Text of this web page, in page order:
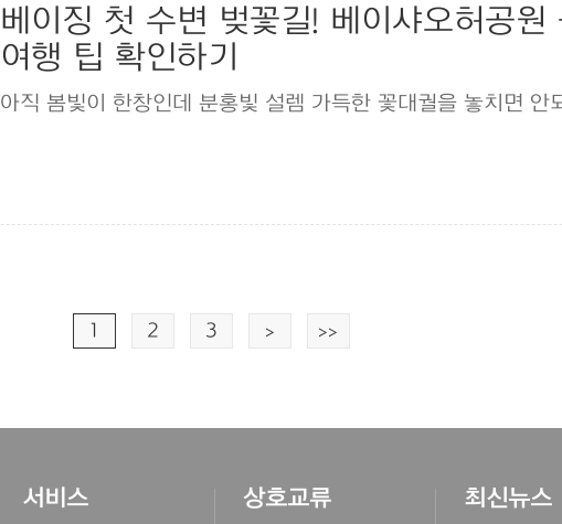
베이징 첫 수변 벚꽃길! 베이샤오허공원
여행 팁 확인하기
아직 봄빛이 한창인데 분홍빛 설렘 가득한 꽃대궐을 놓치면 안
1 2 3 > >>
서비스 상호교류 최신뉴스